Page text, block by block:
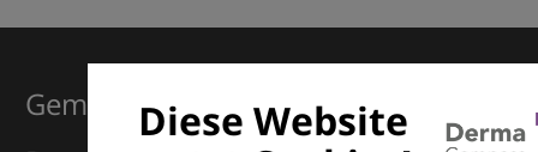
Diese Website
Gemeinsam für Exzellenz in der